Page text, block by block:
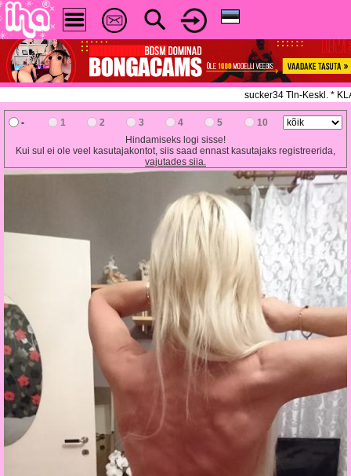
sucker34 Tln-Keskl. *
- 1 2 3 4 5
10
Hindamiseks logi sisse!
Kui sul ei ole veel kasutajakontot, siis saad ennast kasutajaks registreerida,
vajutades siia.